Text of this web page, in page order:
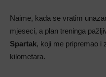
Naime, kada se vratim
mjeseci, a plan treninga
Spartak, koji me pripremao i
kilometara.